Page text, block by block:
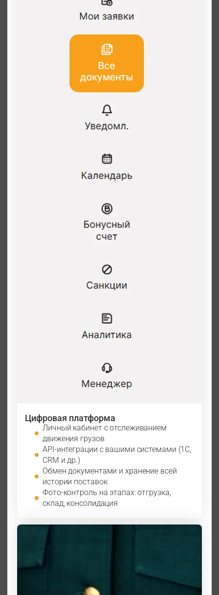
Цифровая платформа
Личный кабинет с отслеживанием
движения грузов
API-интеграции с вашими системами (1С,
CRM и др.)
Обмен документами и хранение всей
истории поставок
Фото-контроль на этапах: отгрузка,
склад, консолидация